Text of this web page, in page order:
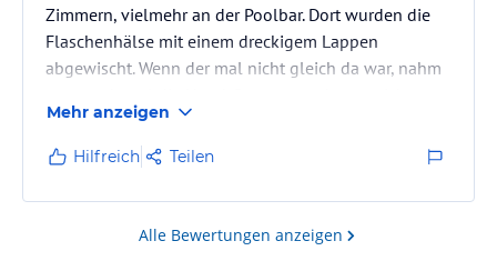
Zimmern, vielmehr an der Poolbar. Dort wurden die
Flaschenhälse mit einem dreckigem Lappen
abgewischt. Wenn der mal nicht gleich da war, nahm
auch nicht in einem 3-Sterne-Hotel, egal wo es sich
befindet. Für das Saubermachen der Bar nahm man
ein altes, fleckiges Shirt. Erst die Theke, dann die
Sitzkissen der Stühle, dann die Tische usw. Zum
Schluss wurde es zum Trocknen auf die Platten des
Mehr anzeigen
Hilfreich Teilen
Alle Bewertungen anzeigen